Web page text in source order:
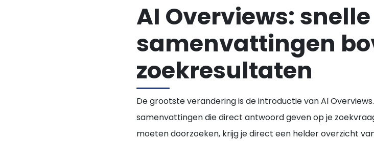
AI Overviews: snelle
samenvattingen
zoekresultaten
De grootste verandering is de introductie vanAI Overviews
samenvattingen die direct antwoord geven op je
moeten doorzoeken, krijg je direct een helder overzicht